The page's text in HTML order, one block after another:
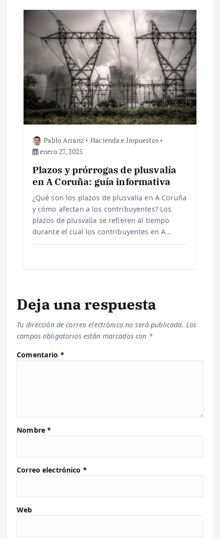
d
s
Pablo Arranz
Hacienda e Impuestos
enero 27, 2025
Plazos y prórrogas de plusvalía
en A Coruña: guía informativa
¿Qué son los plazos de plusvalía en A Coruña
y cómo afectan a los contribuyentes? Los
plazos de plusvalía se refieren al tiempo
durante el cual los contribuyentes en A…
Deja una respuesta
Tu dirección de correo electrónico no será publicada. Los
campos obligatorios están marcados con *
Comentario *
Nombre*
Correo electrónico *
Web